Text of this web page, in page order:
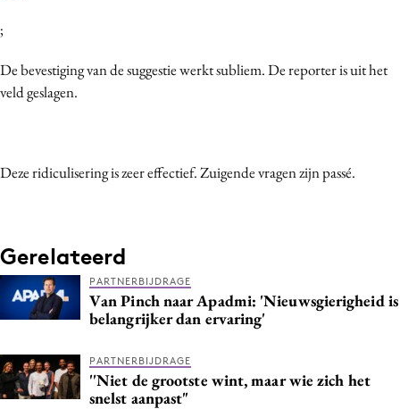
;
De bevestiging van de suggestie werkt subliem. De reporter is uit het
veld geslagen.
Deze ridiculisering is zeer effectief. Zuigende vragen zijn passé.
Gerelateerd
PARTNERBIJDRAGE
Van Pinch naar Apadmi: 'Nieuwsgierigheid is
belangrijker dan ervaring'
PARTNERBIJDRAGE
''Niet de grootste wint, maar wie zich het
snelst aanpast"